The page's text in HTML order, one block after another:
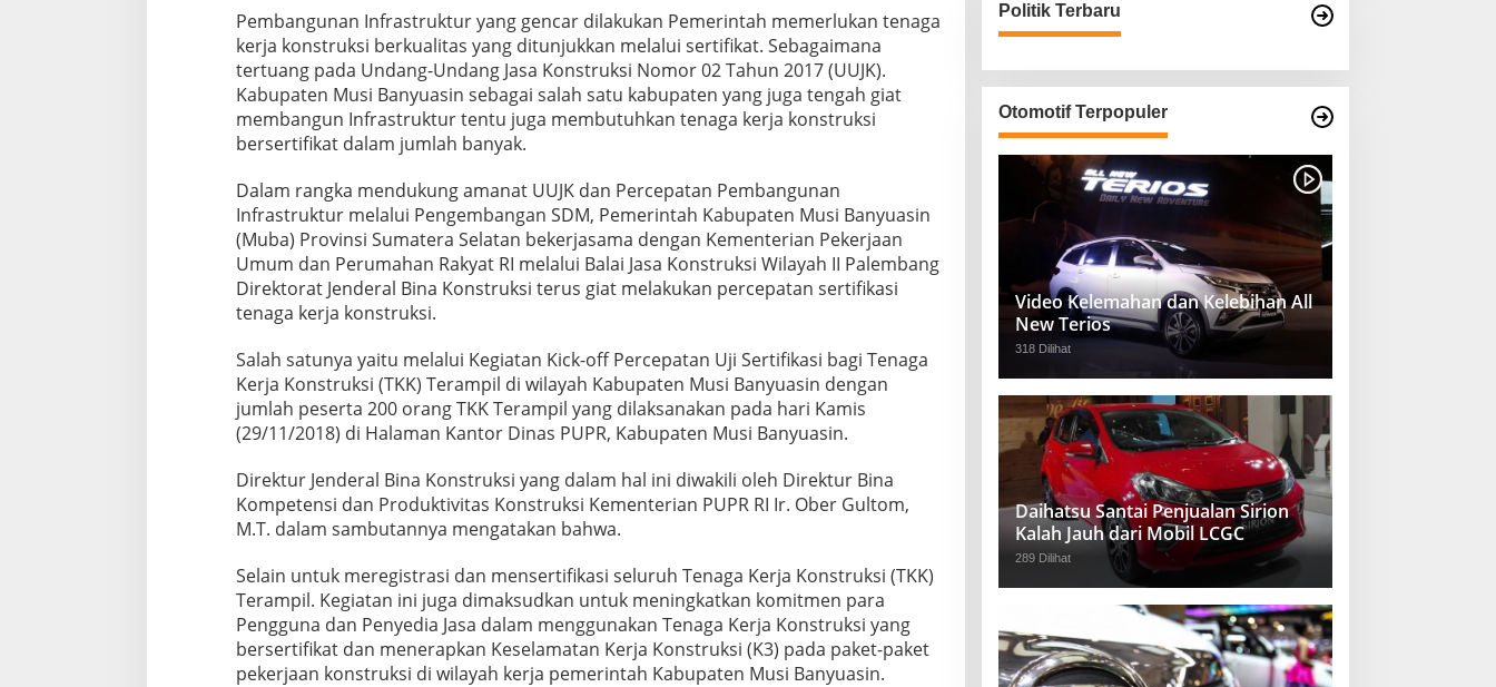
n
s
t
r
u
k
s
i
e
r
a
p
i
l
U
P
R
M
U
A
u
k
e
s
Pembangunan Infrastruktur yang gencar dilakukan Pemerintah memerlukan tenaga
kerja konstruksi berkualitas yang ditunjukkan melalui sertifikat. Sebagaimana
tertuang pada Undang-Undang Jasa Konstruksi Nomor 02 Tahun 2017 (UUJK).
Kabupaten Musi Banyuasin sebagai salah satu kabupaten yang juga tengah giat
membangun Infrastruktur tentu juga membutuhkan tenaga kerja konstruksi
bersertifikat dalam jumlah banyak.
Dalam rangka mendukung amanat UUJK dan Percepatan Pembangunan
Infrastruktur melalui Pengembangan SDM, Pemerintah Kabupaten Musi Banyuasin
(Muba) Provinsi Sumatera Selatan bekerjasama dengan Kementerian Pekerjaan
Umum dan Perumahan Rakyat RI melalui Balai Jasa Konstruksi Wilayah II Palembang
Direktorat Jenderal Bina Konstruksi terus giat melakukan percepatan sertifikasi
tenaga kerja konstruksi.
Salah satunya yaitu melalui Kegiatan Kick-off Percepatan Uji Sertifikasi bagi Tenaga
Kerja Konstruksi (TKK) Terampil di wilayah Kabupaten Musi Banyuasin dengan
jumlah peserta 200 orang TKK Terampil yang dilaksanakan pada hari Kamis
(29/11/2018) di Halaman Kantor Dinas PUPR, Kabupaten Musi Banyuasin.
Direktur Jenderal Bina Konstruksi yang dalam hal ini diwakili oleh Direktur Bina
Kompetensi dan Produktivitas Konstruksi Kementerian PUPR RI Ir. Ober Gultom,
M.T. dalam sambutannya mengatakan bahwa.
Selain untuk meregistrasi dan mensertifikasi seluruh Tenaga Kerja Konstruksi (TKK)
Terampil. Kegiatan ini juga dimaksudkan untuk meningkatkan komitmen para
Pengguna dan Penyedia Jasa dalam menggunakan Tenaga Kerja Konstruksi yang
bersertifikat dan menerapkan Keselamatan Kerja Konstruksi (K3) pada paket-paket
pekerjaan konstruksi di wilayah kerja pemerintah Kabupaten Musi Banyuasin.
Politik Terbaru
Otomotif Terpopuler
Video Kelemahan dan Kelebihan All
New Terios
318 Dilihat
Daihatsu Santai Penjualan Sirion
Kalah Jauh dari Mobil LCGC
289 Dilihat